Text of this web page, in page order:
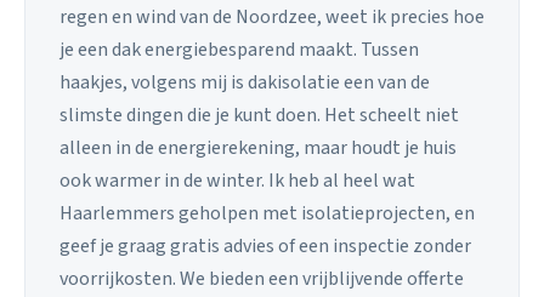
regen en wind van de Noordzee, weet ik precies hoe
je een dak energiebesparend maakt. Tussen
haakjes, volgens mij is dakisolatie een van de
slimste dingen die je kunt doen. Het scheelt niet
alleen in de energierekening, maar houdt je huis
ook warmer in de winter. Ik heb al heel wat
Haarlemmers geholpen met isolatieprojecten, en
geef je graag gratis advies of een inspectie zonder
voorrijkosten. We bieden een vrijblijvende offerte